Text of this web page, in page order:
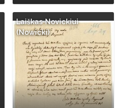
Laiškas Novickiui
(Nowicki)